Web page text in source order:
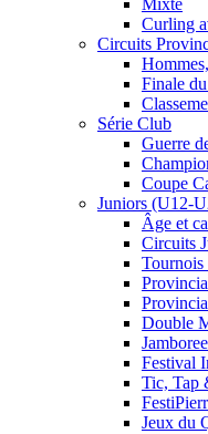
Mixte
Curling
Circuits
Finale
Série Club
Guerre
Coupe
Juniors (U12-
Âge et
Circuits
Tournois
Double
Festival
Tic, Tap
Jeux du